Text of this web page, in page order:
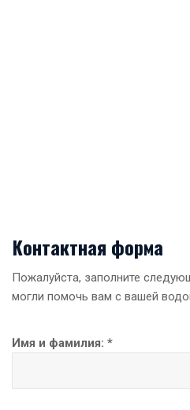
Контактная форма
Пожалуйста, заполните
могли помочь вам с вашей
Имя и фамилия: *